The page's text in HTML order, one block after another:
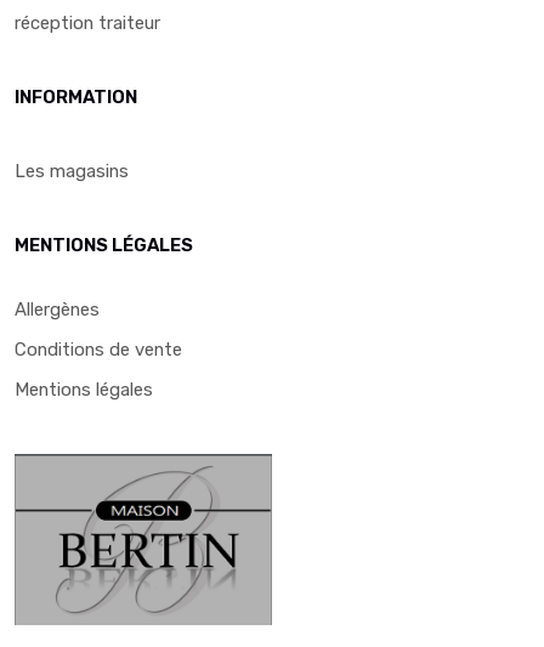
réception traiteur
INFORMATION
Les magasins
MENTIONS LÉGALES
Allergènes
Conditions de vente
Mentions légales